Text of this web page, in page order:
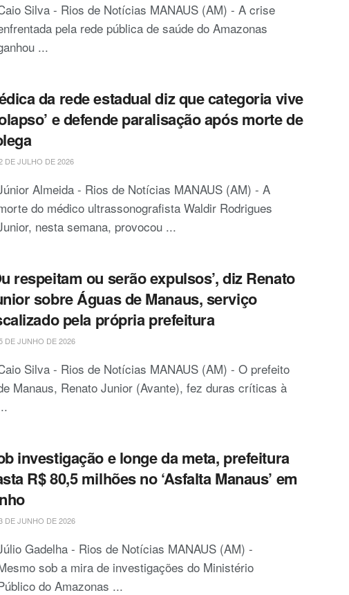
Silva - Rios de Notícias MANAUS (AM) - A crise
pela rede pública de saúde do Amazonas
...
da rede estadual diz que categoria vive
e defende paralisação após morte de
DE JULHO DE 2026
Almeida - Rios de Notícias MANAUS (AM) - A
do médico ultrassonografista Waldir Rodrigues
nesta semana, provocou ...
respeitam ou serão expulsos’, diz Renato
sobre Águas de Manaus, serviço
pela própria prefeitura
DE JUNHO DE 2026
Silva - Rios de Notícias MANAUS (AM) - O prefeito
Manaus, Renato Junior (Avante), fez duras críticas à
investigação e longe da meta, prefeitura
R$ 80,5 milhões no ‘Asfalta Manaus’ em
DE JUNHO DE 2026
Gadelha - Rios de Notícias MANAUS (AM) -
sob a mira de investigações do Ministério
do Amazonas ...